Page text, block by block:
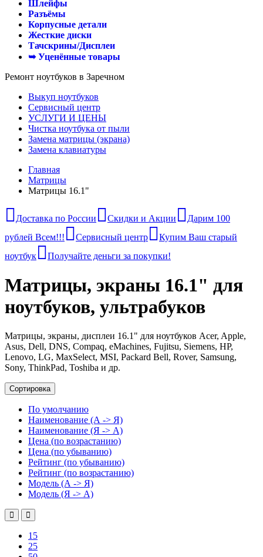
Шлейфы
Разъёмы
Корпусные детали
Жесткие диски
Тачскрины/Дисплеи
➥ Уценённые товары
Ремонт ноутбуков в Заречном
Выкуп ноутбуков
Сервисный центр
УСЛУГИ И ЦЕНЫ
Чистка ноутбука от пыли
Замена матрицы (экрана)
Замена клавиатуры
Главная
Матрицы
Матрицы 16.1"
Доставка по России Скидки и Акции
Дарим 100
рублей Всем!!!
Сервисный центр
Купим Ваш старый
ноутбук
Получайте деньги за покупки!
Матрицы, экраны 16.1" для
ноутбуков, ультрабуков
Матрицы, экраны, дисплеи 16.1" для ноутбуков Acer, Apple,
Asus, Dell, DNS, Compaq, eMachines, Fujitsu, Siemens, HP,
Lenovo, LG, MaxSelect, MSI, Packard Bell, Rover, Samsung,
Sony, ThinkPad, Toshiba и др.
Сортировка
По умолчанию
Наименование (А -> Я)
Наименование (Я -> А)
Цена (по возрастанию)
Цена (по убыванию)
Рейтинг (по убыванию)
Рейтинг (по возрастанию)
Модель (А -> Я)
Модель (Я -> А)
15
25